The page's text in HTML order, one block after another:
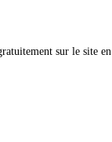
sur le site en